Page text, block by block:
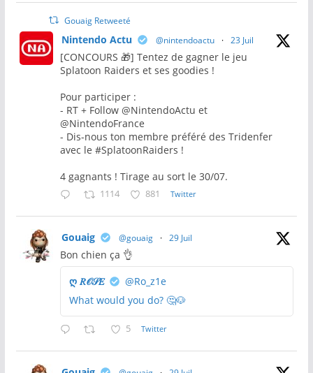
Gouaig Retweeté
Nintendo Actu @nintendoactu · 23 Juil
[CONCOURS 🎁] Tentez de gagner le jeu
Splatoon Raiders et ses goodies !
Pour participer :
- RT + Follow @NintendoActu et
@NintendoFrance
- Dis-nous ton membre préféré des Tridenfer
avec le #SplatoonRaiders !
4 gagnants ! Tirage au sort le 30/07.
1114 881 Twitter
Gouaig @gouaig · 29 Juil
Bon chien ça 👌
ღ 𝑅𝒪𝒮𝐸
@Ro_z1e
What would you do? 🤔🐶
5 Twitter